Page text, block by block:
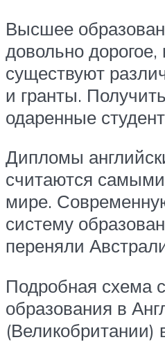
Высшее
довольно дорогое,
существуют
и гранты.
одаренные
Дипломы
считаются
мире.
систему
переняли
Подробная схема
образования в
(Великобритании)